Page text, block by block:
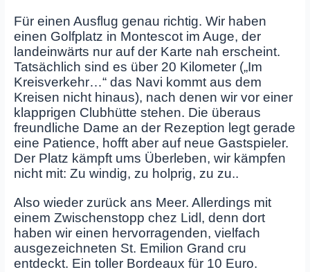
Für einen Ausflug genau richtig. Wir haben
einen Golfplatz in Montescot im Auge, der
landeinwärts nur auf der Karte nah erscheint.
Tatsächlich sind es über 20 Kilometer („Im
Kreisverkehr…“ das Navi kommt aus dem
Kreisen nicht hinaus), nach denen wir vor einer
klapprigen Clubhütte stehen. Die überaus
freundliche Dame an der Rezeption legt gerade
eine Patience, hofft aber auf neue Gastspieler.
Der Platz kämpft ums Überleben, wir kämpfen
nicht mit: Zu windig, zu holprig, zu zu..
Also wieder zurück ans Meer. Allerdings mit
einem Zwischenstopp chez Lidl, denn dort
haben wir einen hervorragenden, vielfach
ausgezeichneten St. Emilion Grand cru
entdeckt. Ein toller Bordeaux für 10 Euro.